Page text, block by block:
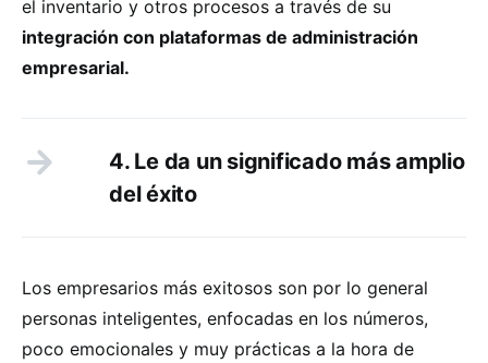
el inventario y otros procesos a través de su
integración con plataformas de administración
empresarial.
4. Le da un significado más amplio
del éxito
Los empresarios más exitosos son por lo general
personas inteligentes, enfocadas en los números,
poco emocionales y muy prácticas a la hora de